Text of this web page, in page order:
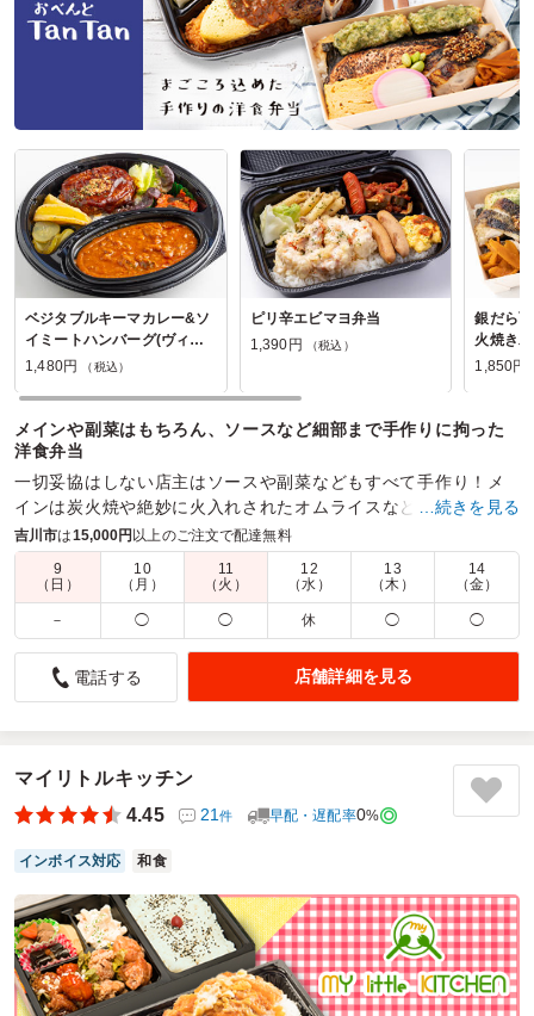
和食弁当 桐の口コミをもっと見る
ベジタブルキーマカレー&ソ
イミートハンバーグ(ヴィー
ガンメニュー)
1,480円 （税込）
ピリ辛エビマヨ弁当
1,390円
（税込）
銀だら
火焼き
キ海苔
1,850円
メインや副菜はもちろん、ソースなど細部まで手作りに拘った
洋食弁当
一切妥協はしない店主はソースや副菜などもすべて手作り！メ
インは炭火焼や絶妙に火入れされたオムライスなど本格派！た
だ、肩肘はらないカジュアル弁当でお届け！
商品数： 締切日時： 1日前10:00 価格帯：
990円～1,850円
配達時間：
5:30～17:00
美味しい
5.0
瞬間の炭火の香ばしい香りが現場の士気を一気に高めてくれ
ました。メインのボリューム感はもちろん、副菜の彩りも良
く、忙しい合間でも栄養をしっかり摂れる点が非常に助かり
ました。配送も撮影スケジュールに合わせて正確に届けてい
に寄り添った素晴らしいお店です。
ご利用シーン：ロケ・撮影›収録
参加者の年齢：－男女比：－
東京都渋谷区神宮前
2026/07/11
…続きを見る
吉川市は15,000円 以上のご注文で配達無料
9
（日）
10
（月）
11
（火）
12
（水）
13
（木）
14
（金）
－ ◯ ◯ 休 ◯ ◯
電話する 店舗詳細を見る
マイリトルキッチン
4.45
21件 早配・遅配率0%
インボイス対応 和食